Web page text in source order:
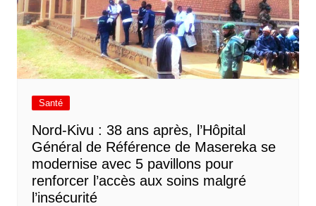
Santé
Nord-Kivu : 38 ans après, l’Hôpital
Général de Référence de Masereka se
modernise avec 5 pavillons pour
renforcer l’accès aux soins malgré
l’insécurité